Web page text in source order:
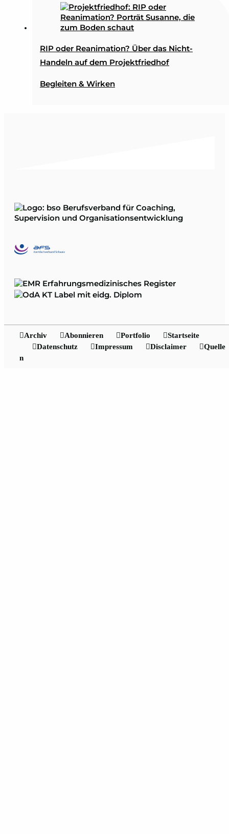
RIP oder Reanimation? Über das Nicht-
Handeln auf dem Projektfriedhof
Begleiten & Wirken
Archiv Abonnieren Portfolio
Startseite
Datenschutz
Impressum Disclaimer
Quelle
n